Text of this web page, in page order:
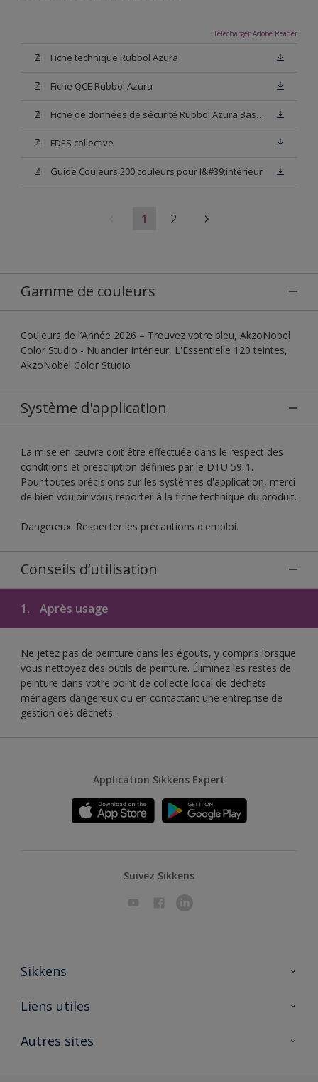
Télécharger Adobe Reader
Fiche technique Rubbol Azura
Fiche QCE Rubbol Azura
Fiche de données de sécurité Rubbol Azura Base N00
FDES collective
Guide Couleurs 200 couleurs pour l&#39;intérieur
1 2
Gamme de couleurs
Couleurs de l’Année 2026 – Trouvez votre bleu, AkzoNobel
Color Studio - Nuancier Intérieur, L'Essentielle 120 teintes,
AkzoNobel Color Studio
Système d'application
La mise en œuvre doit être effectuée dans le respect des
conditions et prescription définies par le DTU 59-1.
Pour toutes précisions sur les systèmes d'application, merci
de bien vouloir vous reporter à la fiche technique du produit.
Dangereux. Respecter les précautions d'emploi.
Conseils d’utilisation
1. Après usage
Ne jetez pas de peinture dans les égouts, y compris lorsque
vous nettoyez des outils de peinture. Éliminez les restes de
peinture dans votre point de collecte local de déchets
ménagers dangereux ou en contactant une entreprise de
gestion des déchets.
Application Sikkens Expert
Suivez Sikkens
Sikkens
A propos de Sikkens
Liens utiles
Ouvrir un magasin PASS
Autres sites